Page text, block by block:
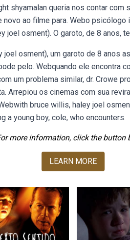
shyamalan queria nos contar com
ao filme para. Webo
joel osment). O garoto, de 8 anos,
osment), um garoto de 8 anos
pelo. Webquando ele encontra
um problema similar, dr. Crowe
Arrepiou os cinemas com sua
bruce willis, haley joel
a young boy, cole, who encounters.
more information, click the button
LEARN MORE